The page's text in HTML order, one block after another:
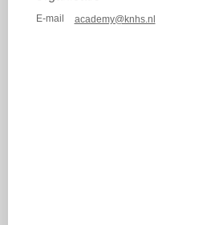
E-mail academy@knhs.nl